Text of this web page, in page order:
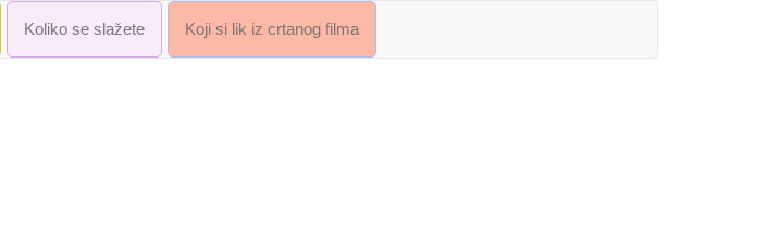
Koliko se slažete Koji si lik iz crtanog filma